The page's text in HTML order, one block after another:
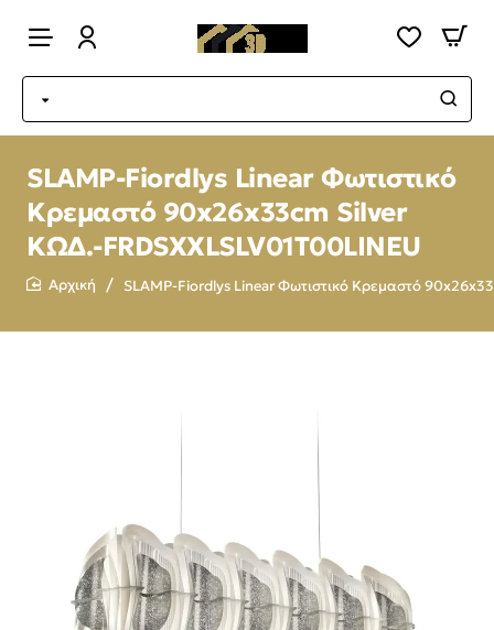
SLAMP-Fiordlys Linear Φωτιστικό
Κρεμαστό 90x26x33cm Silver
ΚΩΔ.-FRDSXXLSLV01T00LINEU
SLAMP-Fiordlys Linear Φωτιστικό Κρεμαστό